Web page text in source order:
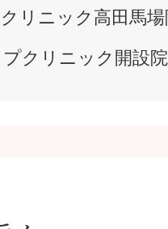
リニック 高田馬
クリニック 開設